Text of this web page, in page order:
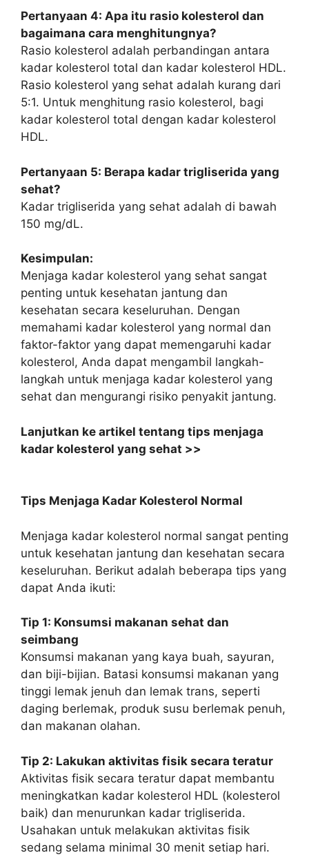
Pertanyaan 4: Apa itu rasio kolesterol dan
bagaimana cara menghitungnya?
Rasio kolesterol adalah perbandingan antara
kadar kolesterol total dan kadar kolesterol HDL.
Rasio kolesterol yang sehat adalah kurang dari
5:1. Untuk menghitung rasio kolesterol, bagi
kadar kolesterol total dengan kadar kolesterol
HDL.
Pertanyaan 5: Berapa kadar trigliserida yang
sehat?
Kadar trigliserida yang sehat adalah di bawah
150 mg/dL.
Kesimpulan:
Menjaga kadar kolesterol yang sehat sangat
penting untuk kesehatan jantung dan
kesehatan secara keseluruhan. Dengan
memahami kadar kolesterol yang normal dan
faktor-faktor yang dapat memengaruhi kadar
kolesterol, Anda dapat mengambil langkah-
langkah untuk menjaga kadar kolesterol yang
sehat dan mengurangi risiko penyakit jantung.
Lanjutkan ke artikel tentang tips menjaga
kadar kolesterol yang sehat >>
Tips Menjaga Kadar Kolesterol Normal
Menjaga kadar kolesterol normal sangat penting
untuk kesehatan jantung dan kesehatan secara
keseluruhan. Berikut adalah beberapa tips yang
dapat Anda ikuti:
Tip 1: Konsumsi makanan sehat dan
seimbang
Konsumsi makanan yang kaya buah, sayuran,
dan biji-bijian. Batasi konsumsi makanan yang
tinggi lemak jenuh dan lemak trans, seperti
daging berlemak, produk susu berlemak penuh,
dan makanan olahan.
Tip 2: Lakukan aktivitas fisik secara teratur
Aktivitas fisik secara teratur dapat membantu
meningkatkan kadar kolesterol HDL (kolesterol
baik) dan menurunkan kadar trigliserida.
Usahakan untuk melakukan aktivitas fisik
sedang selama minimal 30 menit setiap hari.